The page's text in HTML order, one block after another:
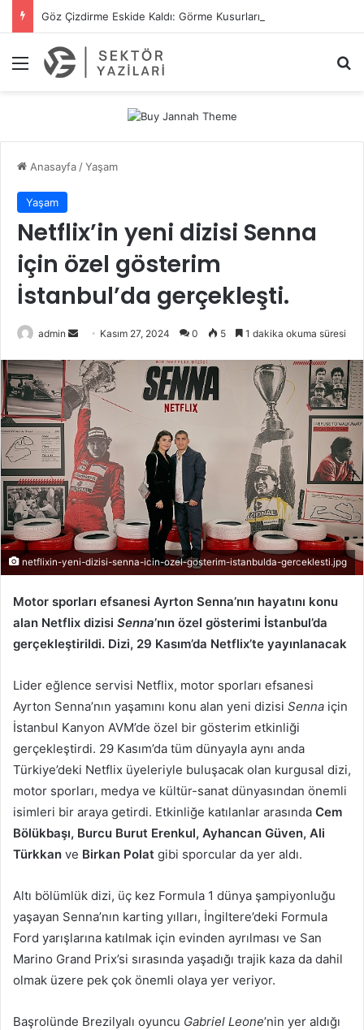
Menü
Anasayfa/Yaşam
Yaşam
Netflix’in yeni dizisi Senna
için özel gösterim
İstanbul’da gerçekleşti.
admin
r
e
-
p
o
s
t
a
g
ö
n
e
r
m
k
Kasım 27, 2024 0 5 1 dakika okuma süresi
netflixin-yeni-dizisi-senna-icin-ozel-gosterim-istanbulda-gerceklesti.jpg
Motor sporları efsanesi Ayrton Senna’nın hayatını konu
alan Netflix dizisi Senna’nın özel gösterimi İstanbul’da
gerçekleştirildi. Dizi, 29 Kasım’da Netflix’te yayınlanacak
Lider eğlence servisi Netflix, motor sporları efsanesi
Ayrton Senna’nın yaşamını konu alan yeni dizisi Senna için
İstanbul Kanyon AVM’de özel bir gösterim etkinliği
gerçekleştirdi. 29 Kasım’da tüm dünyayla aynı anda
Türkiye’deki Netflix üyeleriyle buluşacak olan kurgusal dizi,
motor sporları, medya ve kültür-sanat dünyasından önemli
isimleri bir araya getirdi. Etkinliğe katılanlar arasında Cem
Bölükbaşı, Burcu Burut Erenkul, Ayhancan Güven, Ali
Türkkan ve Birkan Polat gibi sporcular da yer aldı.
Altı bölümlük dizi, üç kez Formula 1 dünya şampiyonluğu
yaşayan Senna’nın karting yılları, İngiltere’deki Formula
Ford yarışlarına katılmak için evinden ayrılması ve San
Marino Grand Prix’si sırasında yaşadığı trajik kaza da dahil
olmak üzere pek çok önemli olaya yer veriyor.
Başrolünde Brezilyalı oyuncu Gabriel Leone’nin yer aldığı